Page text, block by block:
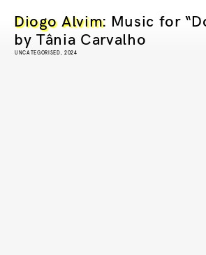
Diogo Alvim: Music for
by Tânia Carvalho
UNCATEGORISED, 2024